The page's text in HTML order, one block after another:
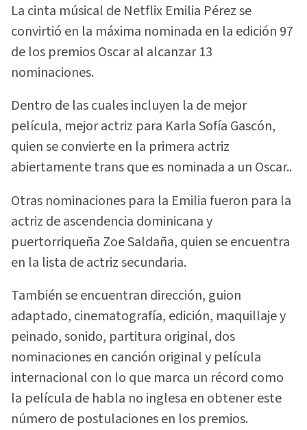
La cinta músical de Netflix Emilia Pérez se
convirtió en la máxima nominada en la edición 97
de los premios Oscar al alcanzar 13
nominaciones.
Dentro de las cuales incluyen la de mejor
película, mejor actriz para Karla Sofía Gascón,
quien se convierte en la primera actriz
abiertamente trans que es nominada a un Oscar..
Otras nominaciones para la Emilia fueron para la
actriz de ascendencia dominicana y
puertorriqueña Zoe Saldaña, quien se encuentra
en la lista de actriz secundaria.
También se encuentran dirección, guion
adaptado, cinematografía, edición, maquillaje y
peinado, sonido, partitura original, dos
nominaciones en canción original y película
internacional con lo que marca un récord como
la película de habla no inglesa en obtener este
número de postulaciones en los premios.